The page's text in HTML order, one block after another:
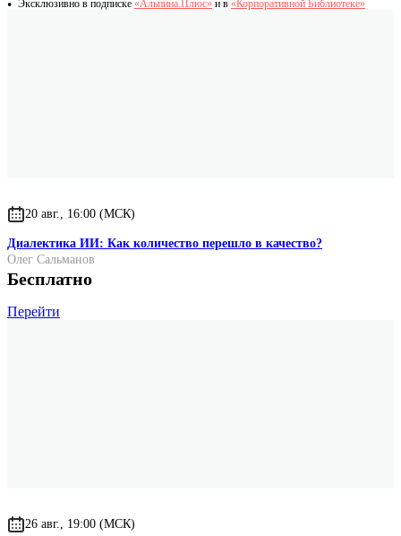
Эксклюзивно в подписке «Альпина.Плюс» и в «Корпоративной Библиотеке»
20 авг., 16:00 (МСК)
Диалектика ИИ: Как количество перешло в качество?
Олег Сальманов
Бесплатно
Перейти
26 авг., 19:00 (МСК)